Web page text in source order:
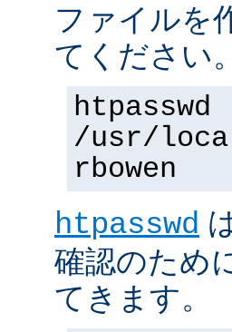
ファイルを
てください。
htpasswd
/usr/
rbowen
htpasswd
確認のため
てきます。